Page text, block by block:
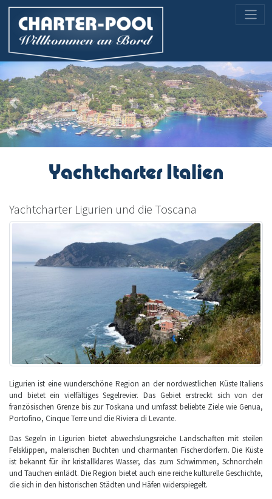
Previous Next
Yachtcharter Italien
Yachtcharter Ligurien und die Toscana
Ligurien ist eine wunderschöne Region an der nordwestlichen Küste Italiens
und bietet ein vielfältiges Segelrevier. Das Gebiet erstreckt sich von der
französischen Grenze bis zur Toskana und umfasst beliebte Ziele wie Genua,
Portofino, Cinque Terre und die Riviera di Levante.
Das Segeln in Ligurien bietet abwechslungsreiche Landschaften mit steilen
Felsklippen, malerischen Buchten und charmanten Fischerdörfern. Die Küste
ist bekannt für ihr kristallklares Wasser, das zum Schwimmen, Schnorcheln
und Tauchen einlädt. Die Region bietet auch eine reiche kulturelle Geschichte,
die sich in den historischen Städten und Häfen widerspiegelt.